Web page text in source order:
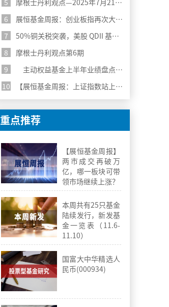
5
摩根士丹利观点—2025年7月21日第7期
6
展恒基金周报：创业板指再次大涨超3%，继续关注科技行业
7
50%铜关税突袭，美股 QDII 基金风险警报拉响
8
摩根士丹利观点第6期
9
主动权益基金上半年业绩盘点：分化中寻找机遇
10
【展恒基金周报：上证指数站上3500，科技行业持续走强】
重点推荐
【展恒基金周报】
两市成交再破万
亿，哪一板块可带
领市场继续上涨？
本周共有25只基金
陆续发行，新发基
金一览表（11.6-
11.10）
国富大中华精选人
民币(000934)